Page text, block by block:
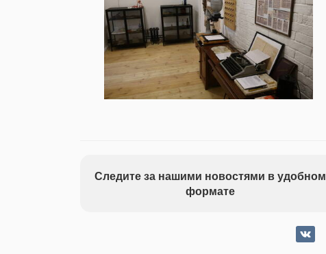
Следите за нашими новостями в удобном
формате